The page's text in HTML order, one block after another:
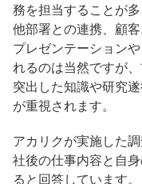
務を担当することが
他部署との連携、顧
プレゼンテーション
れるのは当然ですが
突出した知識や研究
が重視されます。
アカリクが実施した
社後の仕事内容と自
ると回答しています。